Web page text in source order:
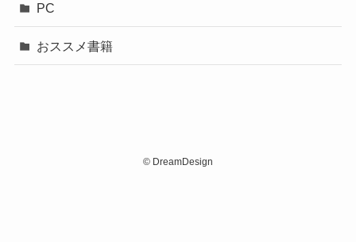
PC
おススメ書籍
© DreamDesign